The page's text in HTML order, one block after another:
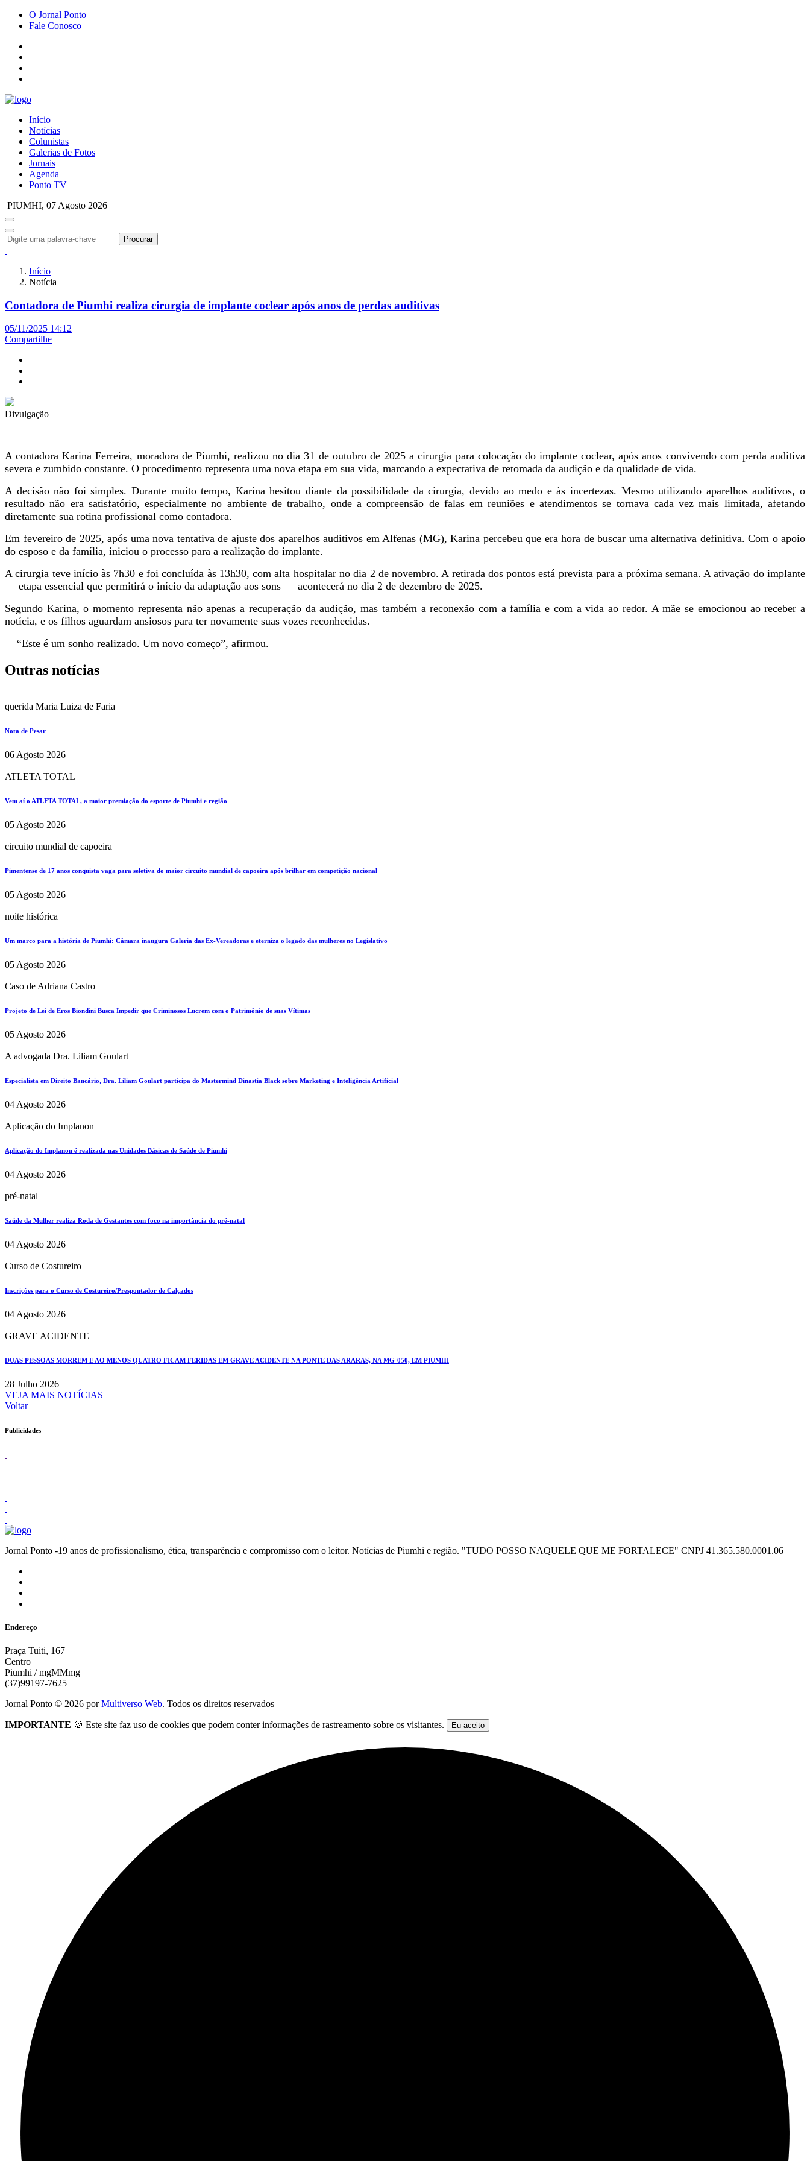
O Jornal Ponto
Fale Conosco
Início
Notícias
Colunistas
Galerias de Fotos
Jornais
Agenda
Ponto TV
PIUMHI, 07 Agosto 2026
Procurar
Início
Notícia
Contadora de Piumhi realiza cirurgia de implante coclear após anos de perdas auditivas
05/11/2025 14:12
Compartilhe
Divulgação
A contadora Karina Ferreira, moradora de Piumhi, realizou no dia 31 de outubro de 2025 a cirurgia para colocação do implante coclear, após anos convivendo com perda auditiva
severa e zumbido constante. O procedimento representa uma nova etapa em sua vida, marcando a expectativa de retomada da audição e da qualidade de vida.
A decisão não foi simples. Durante muito tempo, Karina hesitou diante da possibilidade da cirurgia, devido ao medo e às incertezas. Mesmo utilizando aparelhos auditivos, o
resultado não era satisfatório, especialmente no ambiente de trabalho, onde a compreensão de falas em reuniões e atendimentos se tornava cada vez mais limitada, afetando
diretamente sua rotina profissional como contadora.
Em fevereiro de 2025, após uma nova tentativa de ajuste dos aparelhos auditivos em Alfenas (MG), Karina percebeu que era hora de buscar uma alternativa definitiva. Com o apoio
do esposo e da família, iniciou o processo para a realização do implante.
A cirurgia teve início às 7h30 e foi concluída às 13h30, com alta hospitalar no dia 2 de novembro. A retirada dos pontos está prevista para a próxima semana. A ativação do implante
— etapa essencial que permitirá o início da adaptação aos sons — acontecerá no dia 2 de dezembro de 2025.
Segundo Karina, o momento representa não apenas a recuperação da audição, mas também a reconexão com a família e com a vida ao redor. A mãe se emocionou ao receber a
notícia, e os filhos aguardam ansiosos para ter novamente suas vozes reconhecidas.
“Este é um sonho realizado. Um novo começo”, afirmou.
Outras notícias
querida Maria Luiza de Faria
Nota de Pesar
06 Agosto 2026
ATLETA TOTAL
Vem aí o ATLETA TOTAL, a maior premiação do esporte de Piumhi e região
05 Agosto 2026
circuito mundial de capoeira
Pimentense de 17 anos conquista vaga para seletiva do maior circuito mundial de capoeira após brilhar em competição nacional
05 Agosto 2026
noite histórica
Um marco para a história de Piumhi: Câmara inaugura Galeria das Ex-Vereadoras e eterniza o legado das mulheres no Legislativo
05 Agosto 2026
Caso de Adriana Castro
Projeto de Lei de Eros Biondini Busca Impedir que Criminosos Lucrem com o Patrimônio de suas Vítimas
05 Agosto 2026
A advogada Dra. Liliam Goulart
Especialista em Direito Bancário, Dra. Liliam Goulart participa do Mastermind Dinastia Black sobre Marketing e Inteligência Artificial
04 Agosto 2026
Aplicação do Implanon
Aplicação do Implanon é realizada nas Unidades Básicas de Saúde de Piumhi
04 Agosto 2026
pré-natal
Saúde da Mulher realiza Roda de Gestantes com foco na importância do pré-natal
04 Agosto 2026
Curso de Costureiro
Inscrições para o Curso de Costureiro/Prespontador de Calçados
04 Agosto 2026
GRAVE ACIDENTE
DUAS PESSOAS MORREM E AO MENOS QUATRO FICAM FERIDAS EM GRAVE ACIDENTE NA PONTE DAS ARARAS, NA MG-050, EM PIUMHI
28 Julho 2026
VEJA MAIS NOTÍCIAS
Voltar
Publicidades
Jornal Ponto -19 anos de profissionalismo, ética, transparência e compromisso com o leitor. Notícias de Piumhi e região. "TUDO POSSO NAQUELE QUE ME FORTALECE" CNPJ 41.365.580.0001.06
Endereço
Praça Tuiti, 167
Centro
Piumhi / mgMMmg
(37)99197-7625
Jornal Ponto © 2026 porMultiverso Web. Todos os direitos reservados
IMPORTANTE 🍪 Este site faz uso de cookies que podem conter informações de rastreamento sobre os visitantes. Eu aceito